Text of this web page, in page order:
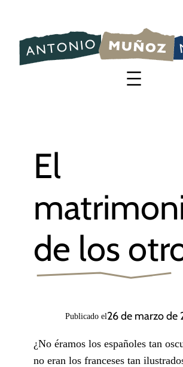
contenido
El
de los
Publicado el26 de marzo de
¿No éramos los españoles tan
no eran los franceses tan